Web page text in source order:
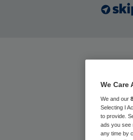
We Care
We and our
Selecting I
to provide.
ads you see
any time by